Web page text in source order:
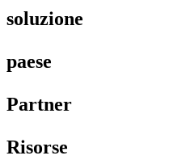
soluzione​​
paese​​
Partner​​
Risorse​​